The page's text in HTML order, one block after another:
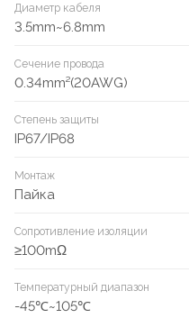
Диаметр кабеля
3.5mm~6.8mm
Сечение провода
0.34mm²(20AWG)
Степень защиты
IP67/IP68
Монтаж
Пайка
Сопротивление изоляции
≥100mΩ
Температурный диапазон
-45℃~105℃